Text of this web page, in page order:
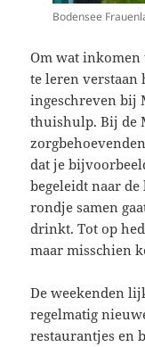
Bodensee
Om wat inkomen
te leren verstaan
ingeschreven bij
thuishulp. Bij de
dat je
begeleidt naar
rondje samen
drinkt. Tot op
maar misschien
De weekenden
regelmatig
restaurantjes en